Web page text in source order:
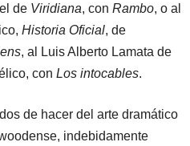
de Viridiana, con Rambo, o al
Historia Oficial, de
, al Luis Alberto Lamata de
con Los intocables.
de hacer del arte dramático
indebidamente